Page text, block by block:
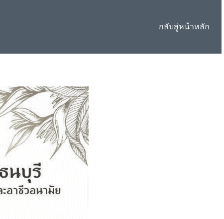
กลับสู่หน้าหลัก